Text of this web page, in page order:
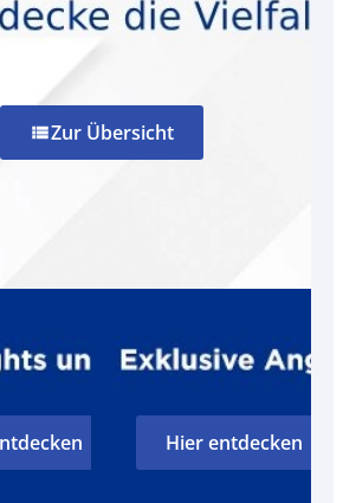
view_listZur Übersicht
Hier entdecken